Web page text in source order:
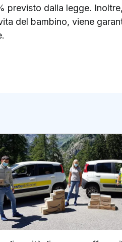
previsto dalla legge.
del bambino, viene